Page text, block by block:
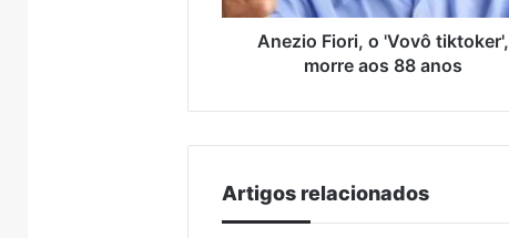
anos
Anezio Fiori, o 'Vovô tiktoker',
morre aos 88 anos
Artigos relacionados